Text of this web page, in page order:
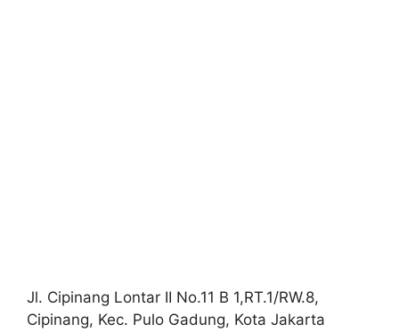
Jl. Cipinang Lontar II No.11 B 1,RT.1/RW.8,
Cipinang, Kec. Pulo Gadung, Kota Jakarta